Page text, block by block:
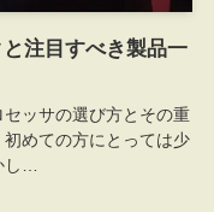
注目すべき製品一
ッサの選び方とその重
めての方にとっては少
し…